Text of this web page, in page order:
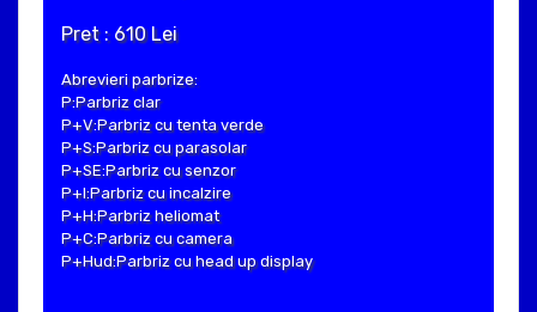
Pret : 610 Lei
Abrevieri parbrize:
P:Parbriz clar
P+V:Parbriz cu tenta verde
P+S:Parbriz cu parasolar
P+SE:Parbriz cu senzor
P+I:Parbriz cu incalzire
P+H:Parbriz heliomat
P+C:Parbriz cu camera
P+Hud:Parbriz cu head up display